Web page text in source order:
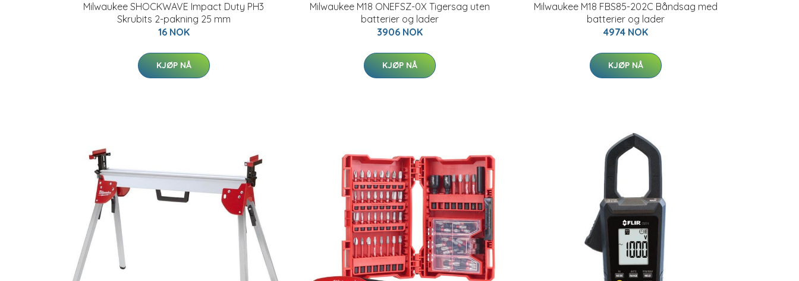
Milwaukee SHOCKWAVE Impact Duty PH3
Skrubits 2-pakning 25 mm
16 NOK
KJØP NÅ
Milwaukee M18 ONEFSZ-0X Tigersag uten
batterier og lader
3906 NOK
KJØP NÅ
Milwaukee M18 FBS85-202C Båndsag med
batterier og lader
4974 NOK
KJØP NÅ